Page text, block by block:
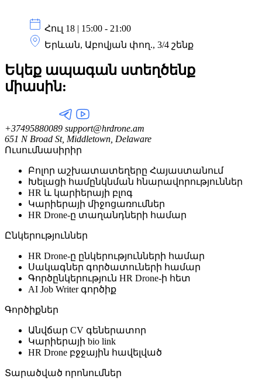
Հուլ 18 | 15:00 - 21:00
Երևան, Աբովյան փող., 3/4 շենք
Եկեք ապագան ստեղծենք
միասին:
+37495880089 support@hrdrone.am
651 N Broad St, Middletown, Delaware
Ուսումնասիրիր
Բոլոր աշխատատեղերը Հայաստանում
Խելացի համընկնման հնարավորություններ
HR և կարիերայի բլոգ
Կարիերայի միջոցառումներ
HR Drone-ը տաղանդների համար
Ընկերություններ
HR Drone-ը ընկերությունների համար
Սակագներ գործատուների համար
Գործընկերություն HR Drone-ի հետ
AI Job Writer գործիք
Գործիքներ
Անվճար CV գեներատոր
Կարիերայի bio link
HR Drone բջջային հավելված
Տարածված որոնումներ